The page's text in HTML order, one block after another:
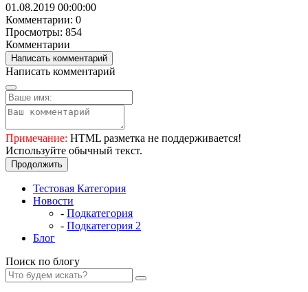
01.08.2019 00:00:00
Комментарии: 0
Просмотры: 854
Комментарии
Написать комментарий
Написать комментарий
Примечание: HTML разметка не поддерживается!
Используйте обычный текст.
Продолжить
Тестовая Категория
Новости
- Подкатегория
- Подкатегория 2
Блог
Поиск по блогу